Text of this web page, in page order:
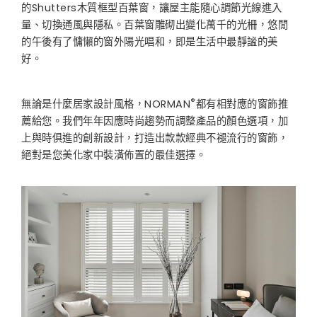
的Shutters木質框型百葉窗，讓屋主能隨心調節光線進入
量、切換通風與隱私。百葉窗雕砌出變化萬千的光柵，悠閒
的午後有了慵懶的窗外陽光唱和，即是生活中最靜謐的美
好。
無論是什麼居家設計風格，NORMAN®都有相對應的窗飾推
薦給您。我們年年因應時尚趨勢而調整產品的顏色選項，加
上與時俱進的創新設計，打造出款款經典不褪流行的窗飾，
絕對是您美化家中裝潢佈置的最佳選擇。